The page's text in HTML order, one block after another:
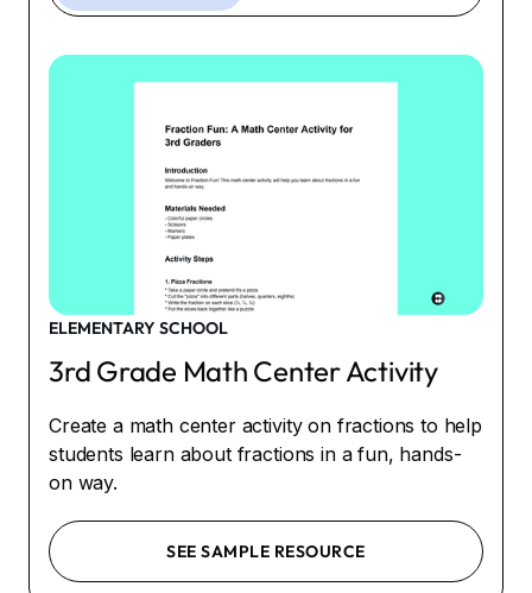
ELEMENTARY SCHOOL
3rd Grade Math Center Activity
Create a math center activity on fractions to help
students learn about fractions in a fun, hands-
on way.
SEE SAMPLE RESOURCE